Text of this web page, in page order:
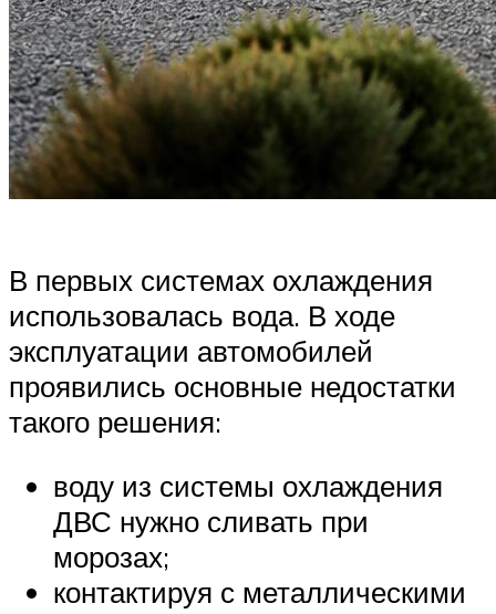
В первых системах охлаждения
использовалась вода. В ходе
эксплуатации автомобилей
проявились основные недостатки
такого решения:
воду из системы охлаждения
ДВС нужно сливать при
морозах;
контактируя с металлическими